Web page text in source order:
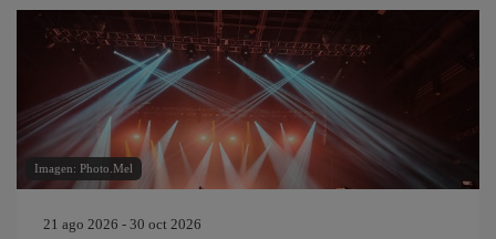
Imagen: Photo.Mel
21 ago 2026 - 30 oct 2026